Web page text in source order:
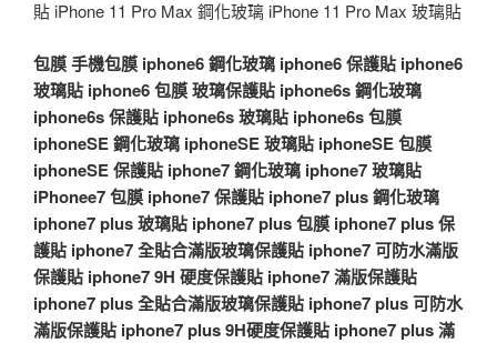
貼 iPhone 11 Pro Max 鋼化玻璃 iPhone 11 Pro Max 玻璃貼
包膜手機包膜 iphone6 鋼化玻璃 iphone6 保護貼 iphone6
玻璃貼 iphone6 包膜玻璃保護貼 iphone6s 鋼化玻璃
iphone6s 保護貼 iphone6s 玻璃貼 iphone6s 包膜
iphoneSE 鋼化玻璃 iphoneSE 玻璃貼 iphoneSE 包膜
iphoneSE 保護貼 iphone7 鋼化玻璃 iphone7 玻璃貼
iPhonee7 包膜 iphone7 保護貼 iphone7 plus 鋼化玻璃
iphone7 plus 玻璃貼 iphone7 plus 包膜 iphone7 plus 保
護貼 iphone7 全貼合滿版玻璃保護貼 iphone7 可防水滿版
保護貼 iphone7 9H 硬度保護貼 iphone7 滿版保護貼
iphone7 plus 全貼合滿版玻璃保護貼 iphone7 plus 可防水
滿版保護貼 iphone7 plus 9H硬度保護貼 iphone7 plus 滿